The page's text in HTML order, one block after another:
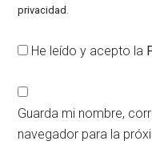
privacidad .
He leído y acepto la
Guarda mi nombre,
navegador para la